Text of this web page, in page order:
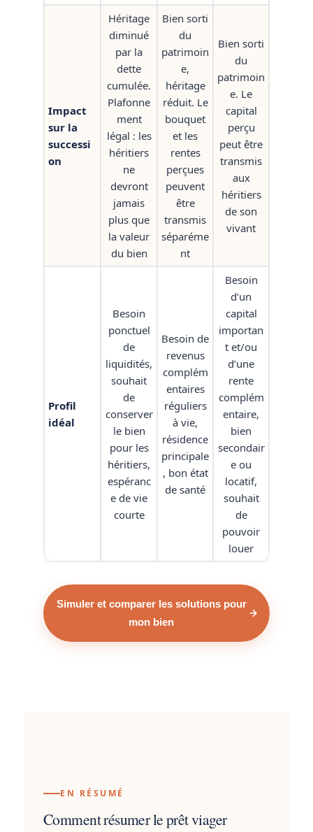
Impact
sur la
successi
on
Héritage
diminué
par la
dette
cumulée.
Plafonne
ment
légal : les
héritiers
ne
devront
jamais
plus que
la valeur
du bien
Bien sorti
du
patrimoin
e,
héritage
réduit. Le
bouquet
et les
rentes
perçues
peuvent
être
transmis
séparéme
nt
Bien sorti
du
patrimoin
e. Le
capital
perçu
peut être
transmis
aux
héritiers
de son
vivant
Profil
idéal
Besoin
ponctuel
de
liquidités,
souhait
de
conserver
le bien
pour les
héritiers,
espéranc
e de vie
courte
Besoin de
revenus
complém
entaires
réguliers
à vie,
résidence
principale
, bon état
de santé
Besoin
d’un
capital
importan
t et/ou
d’une
rente
complém
entaire,
bien
secondair
e ou
locatif,
souhait
de
pouvoir
louer
Simuler et comparer les solutions pour
mon bien
EN RÉSUMÉ
Comment résumer le prêt viager